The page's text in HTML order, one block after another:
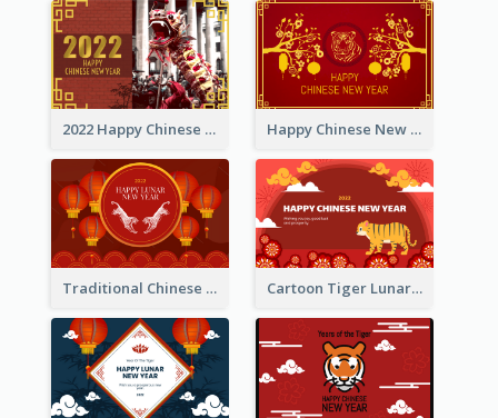
2022 Happy Chinese New Year Greeting Card With Photo Happy Chinese New Year Greeting Card With Chinese Tree Illustration
Traditional Chinese New Year Celebration Greeting Card Cartoon Tiger Lunar New Year Greeting Card